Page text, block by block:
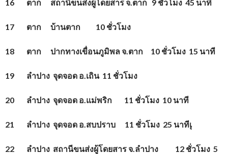
16 ตาก สถานีขนส่งผู้โดยสาร จ.ตาก 9 ชั่วโมง 45 นาที
17 ตาก บ้านตาก 10 ชั่วโมง
18 ตาก ปากทางเขื่อนภูมิพล จ.ตาก 10 ชั่วโมง 15 นาที
19 ลำปาง จุดจอด อ.เถิน 11 ชั่วโมง
20 ลำปาง จุดจอด อ.แม่พริก 11 ชั่วโมง 10 นาที
21 ลำปาง จุดจอด อ.สบปราบ 11 ชั่วโมง 25 นาทีเุ
22 ลำปาง สถานีขนส่งผู้โดยสาร จ.ลำปาง 12 ชั่วโมง 5